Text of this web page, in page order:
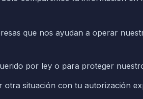
que nos ayudan a operar
por ley o para proteger
otra situación con tu autorización